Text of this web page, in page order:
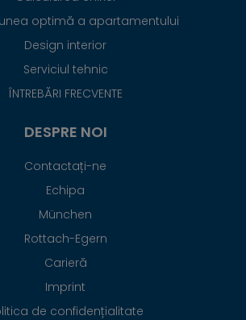
optimă a apartamentului
Design interior
Serviciul tehnic
ÎNTREBĂRI FRECVENTE
DESPRE NOI
Contactați-ne
Echipa
München
Rottach-Egern
Carieră
Imprint
de confidențialitate